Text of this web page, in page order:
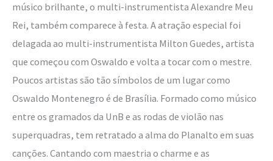
músico brilhante, o multi-instrumentista Alexandre Meu
Rei, também comparece à festa. A atração especial foi
delagada ao multi-instrumentista Milton Guedes, artista
que começou com Oswaldo e volta a tocar com o mestre.
Poucos artistas são tão símbolos de um lugar como
Oswaldo Montenegro é de Brasília. Formado como músico
entre os gramados da UnB e as rodas de violão nas
superquadras, tem retratado a alma do Planalto em suas
canções. Cantando com maestria o charme e as